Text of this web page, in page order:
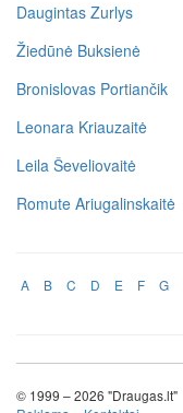
Daugintas Zurlys
Žiedūnė Buksienė
Bronislovas Portiančik
Leonara Kriauzaitė
Leila Ševeliovaitė
Romute Ariugalinskaitė
A B C D E F G
© 1999 – 2026 "Draugas.lt"